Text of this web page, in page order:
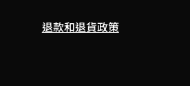
退款和退貨政策